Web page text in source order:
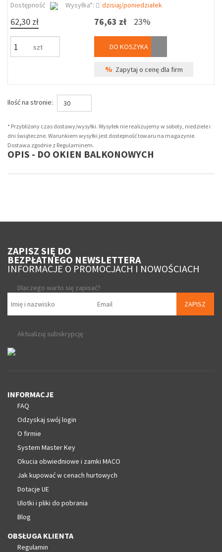
Dostępność
Wysyłka*: dzisiaj/poniedziałek
62,30 zł
szt
76,63 zł 23%
DO KOSZYKA
% Zapytaj o cenę dla firm
Ilość na stronie: 30
* Przybliżony czas dostawy/wysyłki. Wysyłek nie realizujemy w soboty, niedziele i
dni świąteczne. Warunkiem wysyłki jest dostepność towaru na magazynie.
Dostawa zgodnie z Regulaminem.
OPIS - DO OKIEN BALKONOWYCH
ZAPISZ SIĘ DO
BEZPŁATNEGO NEWSLETTERA
INFORMACJE O PROMOCJACH I NOWOŚCIACH
Dlaczego warto się zapisać?
ZAPISZ
Aktualizuj subskrypcję
INFORMACJE
FAQ
Odzyskaj swój login
O firmie
System Master Key
Okucia obwiedniowe i zamki MACO
Jak kupować w cenach hurtowych
Dotacje UE
Ulotki i pliki do pobrania
Blog
OBSŁUGA KLIENTA
Regulamin